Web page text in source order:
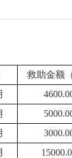
救助金额